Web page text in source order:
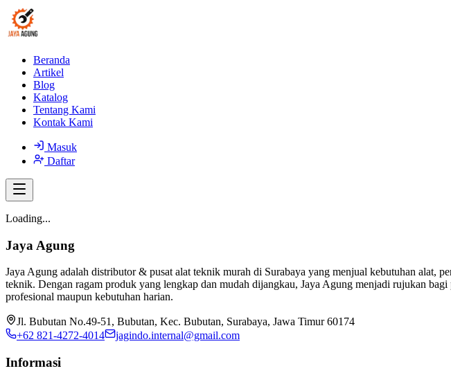
Beranda
Artikel
Blog
Katalog
Tentang Kami
Kontak Kami
Masuk
Daftar
Loading...
Jaya Agung
Jaya Agung adalah distributor & pusat alat teknik murah di Surabaya yang menjual kebutuhan alat,
teknik. Dengan ragam produk yang lengkap dan mudah dijangkau, Jaya Agung menjadi rujukan
profesional maupun kebutuhan harian.
Jl. Bubutan No.49-51, Bubutan, Kec. Bubutan, Surabaya, Jawa Timur 60174
+62 821-4272-4014
jagindo.internal@gmail.com
Informasi